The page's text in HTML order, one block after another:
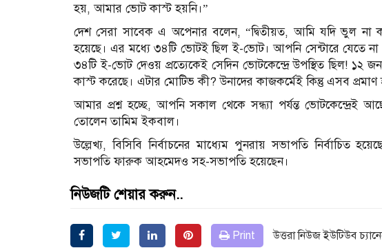
হয়, আমার ভোট কাস্ট হয়নি।”
দেশ সেরা সাবেক এ অপেনার বলেন, “দ্বিতীয়ত, আমি যদি ভুল না
হয়েছে। এর মধ্যে ৩৪টি ভোটই ছিল ই-ভোট। আপনি সেন্টারে যেতে না
৩৪টি ই-ভোট দেওয় প্রত্যেকেই সেদিন ভোটকেন্দ্রে উপস্থিত ছিল! ১২
কাস্ট করেছে। এটার মোটিভ কী? উনাদের কাজকর্মেই কিন্তু এসব প্রমাণ
আমার প্রশ্ন হচ্ছে, আপনি সকাল থেকে সন্ধ্যা পর্যন্ত ভোটকেন্দ্রেই
তোলেন তামিম ইকবাল।
উল্লেখ্য, বিসিবি নির্বাচনের মাধ্যেম পুনরায় সভাপতি নির্বাচিত
সভাপতি ফারুক আহমেদও সহ-সভাপতি হয়েছেন।
নিউজটি শেয়ার করুন..
Print উত্তরা নিউজ ইউটিউব